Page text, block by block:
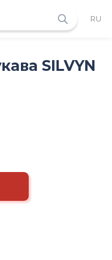
RU
SILVYN